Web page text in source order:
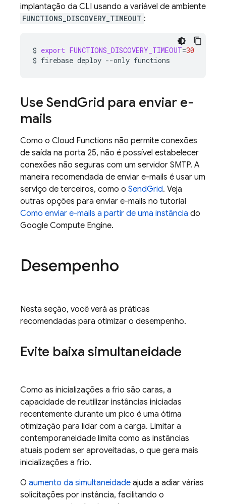
implantação da CLI usando a variável de ambiente
FUNCTIONS_DISCOVERY_TIMEOUT :
$ export FUNCTIONS_DISCOVERY_TIMEOUT=30
$ firebase deploy --only
Use SendGrid para enviar e-
mails
Como o Cloud Functions não permite conexões
de saída na porta 25, não é possível estabelecer
conexões não seguras com um servidor SMTP. A
maneira recomendada de enviar e-mails é usar um
serviço de terceiros, como o SendGrid. Veja
outras opções para enviar e-mails no tutorial
Como enviar e-mails a partir de uma instância do
Google Compute Engine.
Desempenho
Nesta seção, você verá as práticas
recomendadas para otimizar o desempenho.
Evite baixa simultaneidade
Como as inicializações a frio são caras, a
capacidade de reutilizar instâncias iniciadas
recentemente durante um pico é uma ótima
otimização para lidar com a carga. Limitar a
contemporaneidade limita como as instâncias
atuais podem ser aproveitadas, o que gera mais
inicializações a frio.
O aumento da simultaneidade ajuda a adiar várias
solicitações por instância, facilitando o